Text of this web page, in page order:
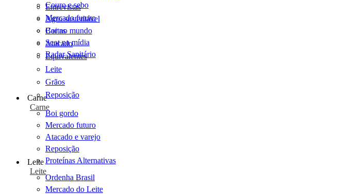
Entrevistas
Agro sustentável
Cartas
Scot na mídia
Radar Sanitário
Couro e sebo
Mercado futuro
Boi no mundo
Atacado
Equivalentes
Leite
Grãos
Reposição
Carne
Carne
Boi gordo
Mercado futuro
Atacado e varejo
Reposição
Proteínas Alternativas
Leite
Leite
Ordenha Brasil
Mercado do Leite